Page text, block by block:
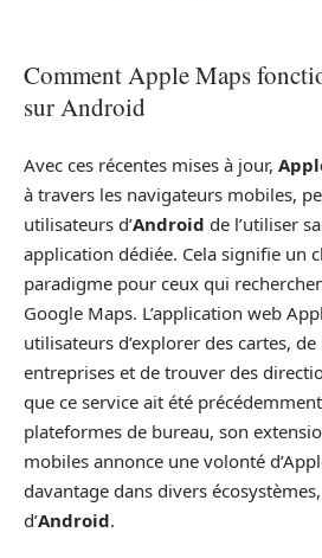
Comment Apple Maps
sur Android
Avec ces récentes mises à jour,
à travers les navigateurs mobiles,
utilisateurs d’Android de l’utiliser
application dédiée. Cela signifie un
paradigme pour ceux qui
Google Maps. L’application web
utilisateurs d’explorer des cartes,
entreprises et de trouver des
que ce service ait été
plateformes de bureau, son
mobiles annonce une volonté
davantage dans divers
d’Android.